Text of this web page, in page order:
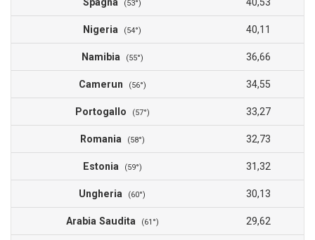
Spagna (53°) 40,53
Nigeria (54°) 40,11
Namibia (55°) 36,66
Camerun (56°) 34,55
Portogallo (57°) 33,27
Romania (58°) 32,73
Estonia (59°) 31,32
Ungheria (60°) 30,13
Arabia Saudita (61°) 29,62